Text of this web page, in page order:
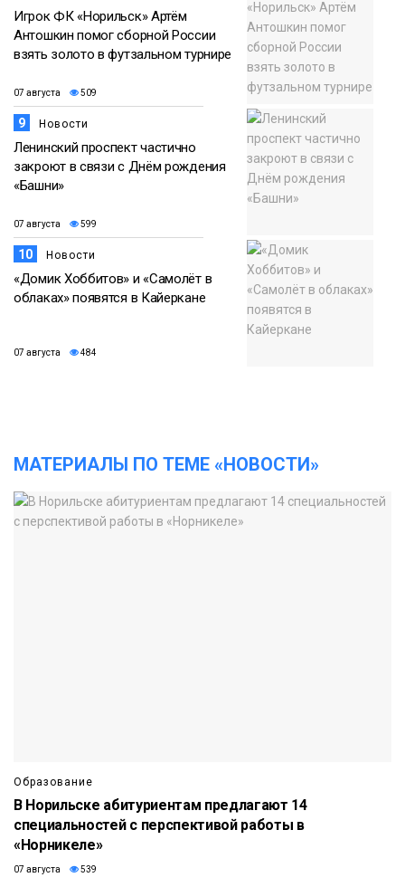
Игрок ФК «Норильск» Артём
Антошкин помог сборной России
взять золото в футзальном турнире
07 августа 509
9 Новости
Ленинский проспект частично
закроют в связи с Днём рождения
«Башни»
07 августа 599
10 Новости
«Домик Хоббитов» и «Самолёт в
облаках» появятся в Кайеркане
07 августа 484
МАТЕРИАЛЫ ПО ТЕМЕ «НОВОСТИ»
Образование
В Норильске абитуриентам предлагают 14
специальностей с перспективой работы в
«Норникеле»
07 августа 539